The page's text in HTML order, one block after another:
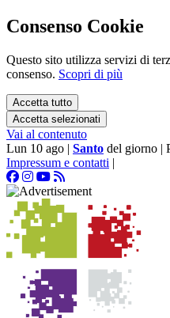
Consenso Cookie
Questo sito utilizza servizi di
consenso. Scopri di più
Accetta tutto
Accetta selezionati
Vai al contenuto
Lun 10 ago | Santo del giorno |
Impressum e contatti |